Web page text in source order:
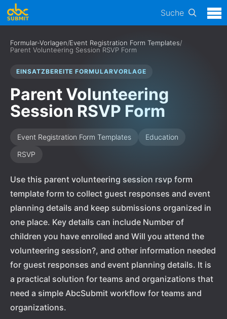
Suche
Formular-Vorlagen/Event Registration Form Templates/
Parent Volunteering Session RSVP Form
EINSATZBEREITE FORMULARVORLAGE
Parent Volunteering
Session RSVP Form
Event Registration Form Templates
Education
RSVP
Use this parent volunteering session rsvp form
template form to collect guest responses and event
planning details and keep submissions organized in
one place. Key details can include Number of
children you have enrolled and Will you attend the
volunteering session?, and other information needed
for guest responses and event planning details. It is
a practical solution for teams and organizations that
need a simple AbcSubmit workflow for teams and
organizations.